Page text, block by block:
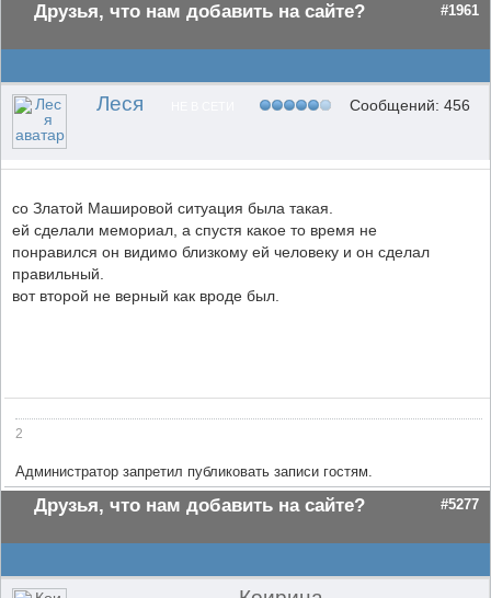
Друзья, что нам добавить на сайте? #1961
Леся Сообщений: 456
со Златой Машировой ситуация была такая.
ей сделали мемориал, а спустя какое то время не
понравился он видимо близкому ей человеку и он сделал
правильный.
вот второй не верный как вроде был.
2
Администратор запретил публиковать записи гостям.
Друзья, что нам добавить на сайте? #5277